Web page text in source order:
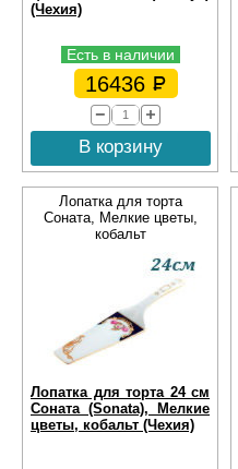
(Чехия)
Есть в наличии
16436
В корзину
Лопатка для торта
Соната, Мелкие цветы,
кобальт
Лопатка для торта 24 см
Соната (Sonata), Мелкие
цветы, кобальт (Чехия)